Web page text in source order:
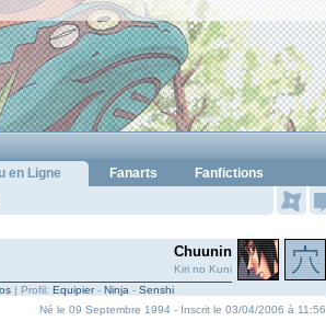
en Ligne Fanarts
Fanfictions
Chuunin
Kiri no Kuni
| Profil: Equipier- Ninja - Senshi
Né le 09 Septembre 1994 - Inscrit le 03/04/2006 à 11:56